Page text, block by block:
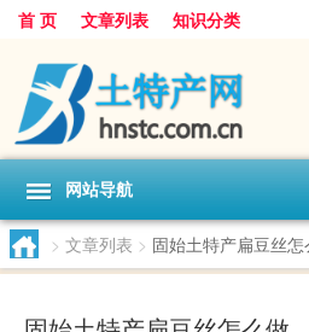
首 页 文章列表 知识分类
网站导航
> 文章列表 > 固始土特产扁豆丝怎